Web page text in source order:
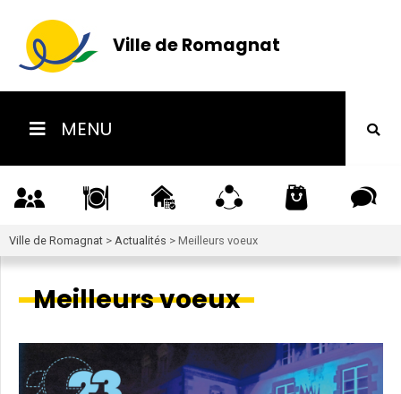
Ville de Romagnat
MENU
Ville de Romagnat > Actualités > Meilleurs voeux
Meilleurs voeux